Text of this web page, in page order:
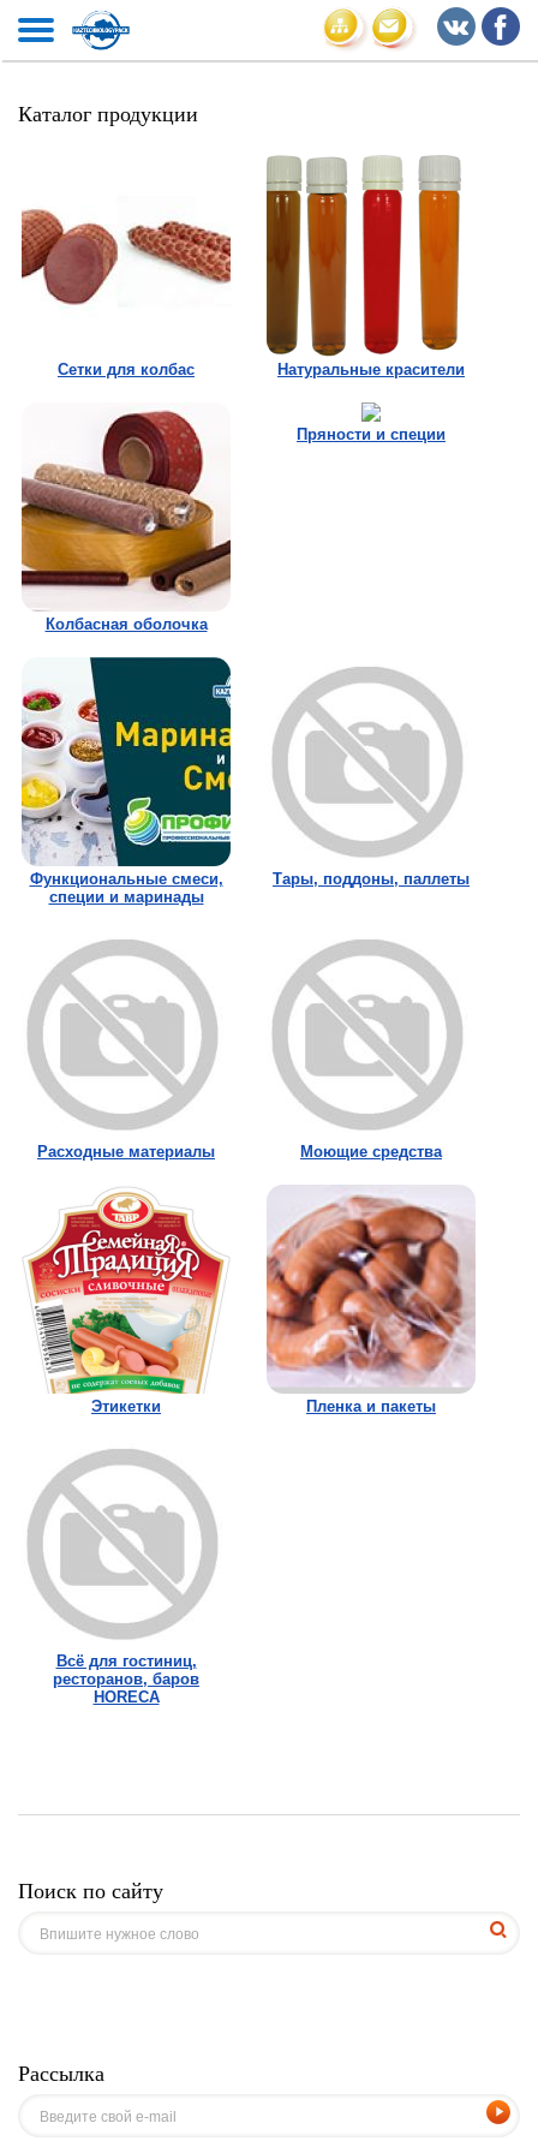
Каталог продукции
Сетки для колбас Натуральные красители
Колбасная оболочка
Пряности и специи
Функциональные смеси,
специи и маринады
Тары, поддоны, паллеты
Расходные материалы Моющие средства
Этикетки Пленка и пакеты
Всё для гостиниц,
ресторанов, баров
HORECA
Поиск по сайту
Рассылка